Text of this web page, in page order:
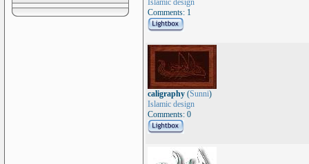
Islamic design
Comments: 1
caligraphy (Sunni)
Islamic design
Comments: 0